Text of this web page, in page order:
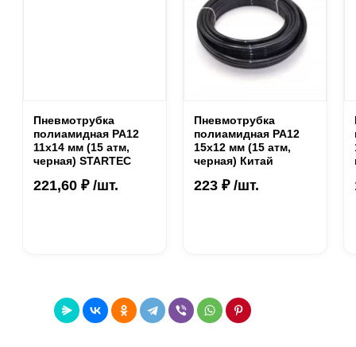
Пневмотрубка
полиамидная PA12
11х14 мм (15 атм,
черная) STARTEC
221,60 ₽ /шт.
Пневмотрубка
полиамидная PA12
15х12 мм (15 атм,
черная) Китай
223 ₽ /шт.